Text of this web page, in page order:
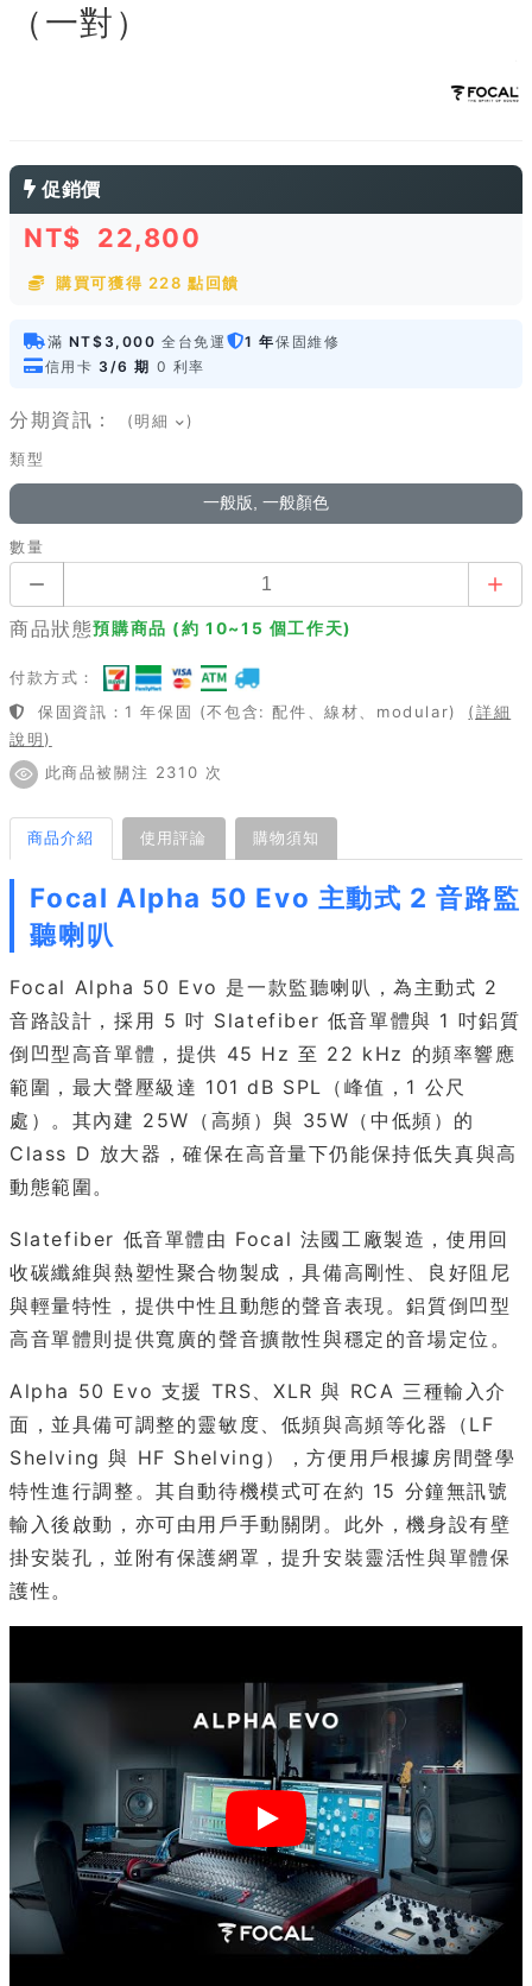
（一對）
促銷價
NT$ 22,800
購買可獲得 228 點回饋
滿 NT$3,000 全台免運 1 年保固維修
信用卡 3/6 期 0 利率
分期資訊： (明細 )
類型
一般版, 一般顏色
數量
商品狀態預購商品 (約 10~15 個工作天)
付款方式：
保固資訊：1 年保固 (不包含: 配件、線材、modular)
(詳細
說明)
此商品被關注 2310 次
商品介紹 使用評論 購物須知
Focal Alpha 50 Evo 主動式 2 音路監
聽喇叭
Focal Alpha 50 Evo 是一款監聽喇叭，為主動式 2
音路設計，採用 5 吋 Slatefiber 低音單體與 1 吋鋁質
倒凹型高音單體，提供 45 Hz 至 22 kHz 的頻率響應
範圍，最大聲壓級達 101 dB SPL（峰值，1 公尺
處）。其內建 25W（高頻）與 35W（中低頻）的
Class D 放大器，確保在高音量下仍能保持低失真與高
動態範圍。
Slatefiber 低音單體由 Focal 法國工廠製造，使用回
收碳纖維與熱塑性聚合物製成，具備高剛性、良好阻尼
與輕量特性，提供中性且動態的聲音表現。鋁質倒凹型
高音單體則提供寬廣的聲音擴散性與穩定的音場定位。
Alpha 50 Evo 支援 TRS、XLR 與 RCA 三種輸入介
面，並具備可調整的靈敏度、低頻與高頻等化器（LF
Shelving 與 HF Shelving），方便用戶根據房間聲學
特性進行調整。其自動待機模式可在約 15 分鐘無訊號
輸入後啟動，亦可由用戶手動關閉。此外，機身設有壁
掛安裝孔，並附有保護網罩，提升安裝靈活性與單體保
護性。